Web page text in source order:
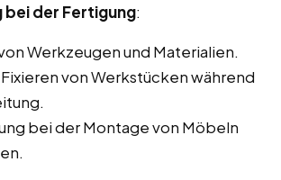
der Fertigung:
Werkzeugen und Materialien.
von Werkstücken während
bei der Montage von Möbeln